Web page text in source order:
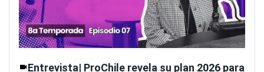
Entrevista| ProChile revela su plan 2026 para